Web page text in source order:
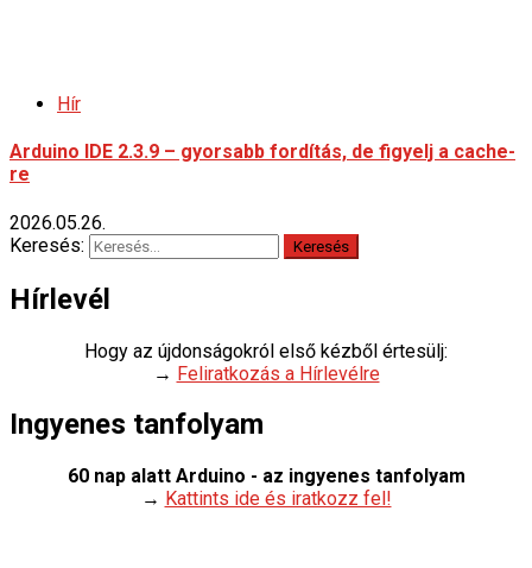
Hír
Arduino IDE 2.3.9 – gyorsabb fordítás, de figyelj a cache-
re
2026.05.26.
Keresés:
Hírlevél
Hogy az újdonságokról első kézből értesülj:
→ Feliratkozás a Hírlevélre
Ingyenes tanfolyam
60 nap alatt Arduino - az ingyenes tanfolyam
→ Kattints ide és iratkozz fel!